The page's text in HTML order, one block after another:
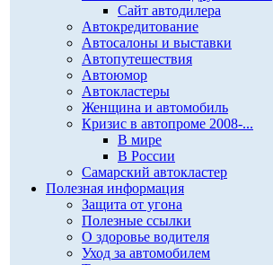
Сайт автодилера
Автокредитование
Автосалоны и выставки
Автопутешествия
Автоюмор
Автокластеры
Женщина и автомобиль
Кризис в автопроме 2008-...
В мире
В России
Самарский автокластер
Полезная информация
Защита от угона
Полезные ссылки
О здоровье водителя
Уход за автомобилем